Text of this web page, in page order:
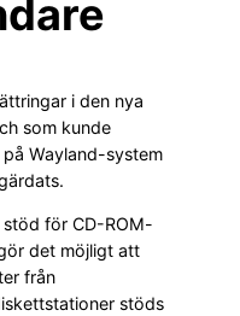
i den nya
som kunde
Wayland-system
för CD-ROM-
det möjligt att
från
stöds